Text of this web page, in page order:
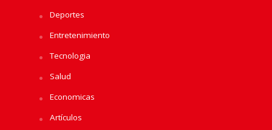
Deportes
Entretenimiento
Tecnologia
Salud
Economicas
Artículos